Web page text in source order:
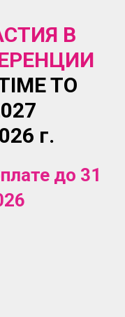
В
TO
г.
до 31